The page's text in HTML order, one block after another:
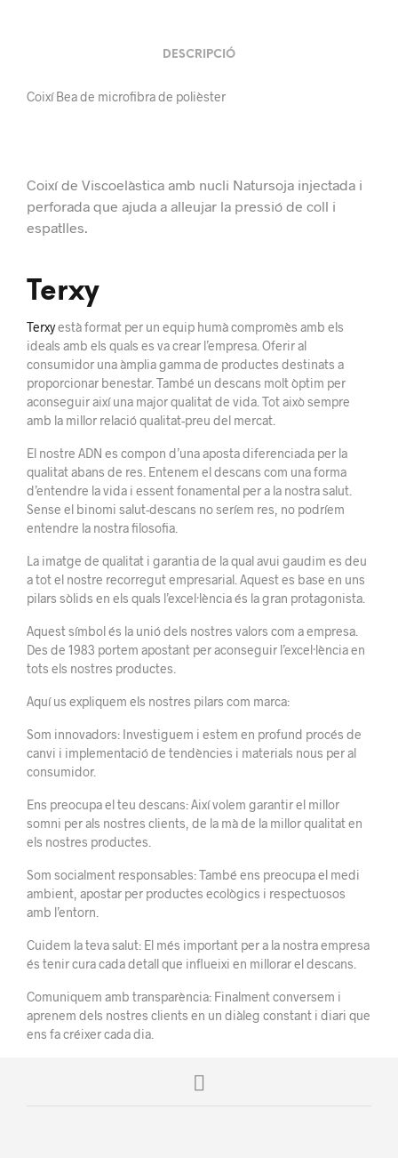
DESCRIPCIÓ
Coixí Bea de microfibra de polièster
Coixí de Viscoelàstica amb nucli Natursoja injectada i
perforada que ajuda a alleujar la pressió de coll i
espatlles.
Terxy
Terxyestà format per un equip humà compromès amb els
ideals amb els quals es va crear l’empresa. Oferir al
consumidor una àmplia gamma de productes destinats a
proporcionar benestar. També un descans molt òptim per
aconseguir així una major qualitat de vida. Tot això sempre
amb la millor relació qualitat-preu del mercat.
El nostre ADN es compon d’una aposta diferenciada per la
qualitat abans de res. Entenem el descans com una forma
d’entendre la vida i essent fonamental per a la nostra salut.
Sense el binomi salut-descans no seríem res, no podríem
entendre la nostra filosofia.
La imatge de qualitat i garantia de la qual avui gaudim es deu
a tot el nostre recorregut empresarial. Aquest es base en uns
pilars sòlids en els quals l’excel·lència és la gran protagonista.
Aquest símbol és la unió dels nostres valors com a empresa.
Des de 1983 portem apostant per aconseguir l’excel·lència en
tots els nostres productes.
Aquí us expliquem els nostres pilars com marca:
Som innovadors: Investiguem i estem en profund procés de
canvi i implementació de tendències i materials nous per al
consumidor.
Ens preocupa el teu descans: Així volem garantir el millor
somni per als nostres clients, de la mà de la millor qualitat en
els nostres productes.
Som socialment responsables: També ens preocupa el medi
ambient, apostar per productes ecològics i respectuosos
amb l’entorn.
Cuidem la teva salut: El més important per a la nostra empresa
és tenir cura cada detall que influeixi en millorar el descans.
Comuniquem amb transparència: Finalment conversem i
aprenem dels nostres clients en un diàleg constant i diari que
ens fa créixer cada dia.